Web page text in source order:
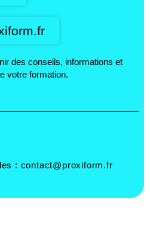
des conseils, informations et
votre formation.
: contact@proxiform.fr